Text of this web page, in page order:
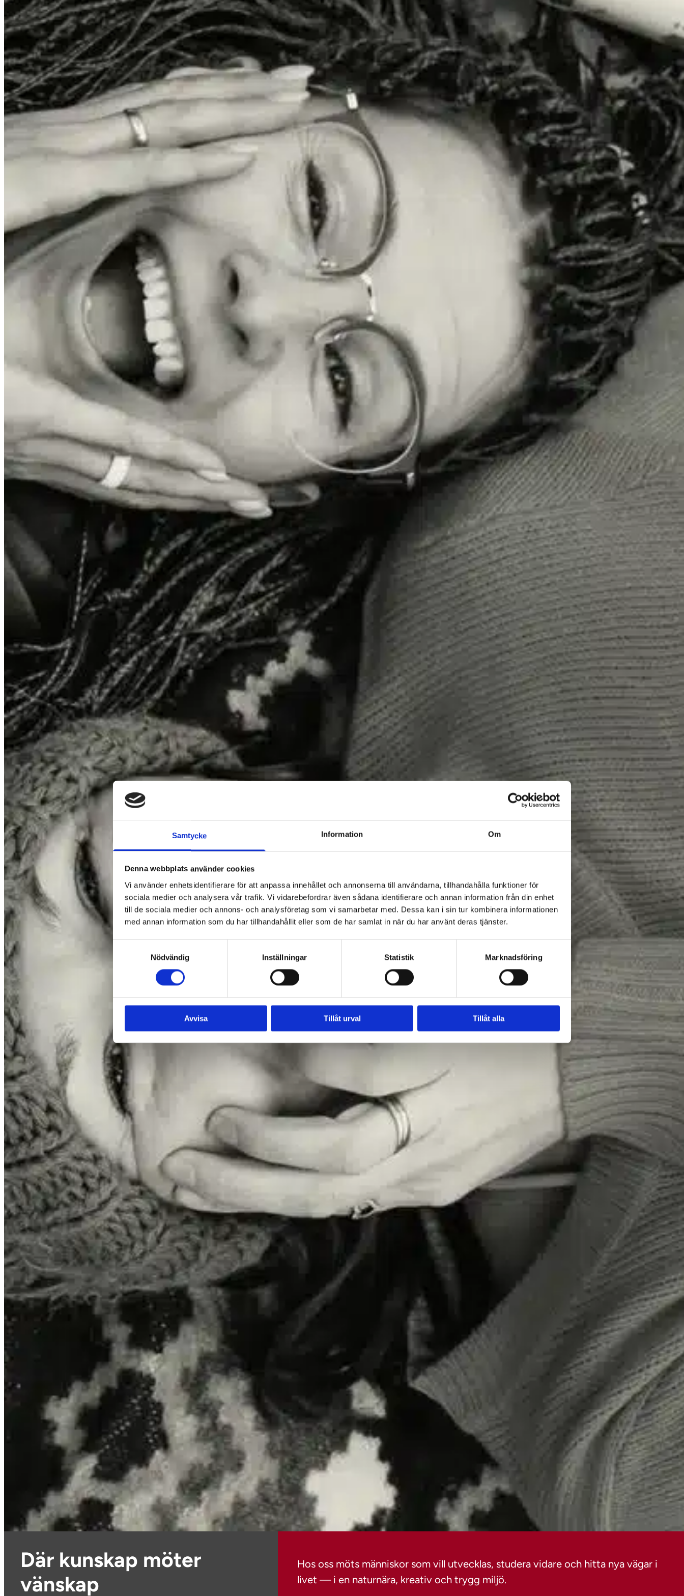
Samtycke Information Om
Denna webbplats använder cookies
Vi använder enhetsidentifierare för att anpassa innehållet och annonserna till användarna, tillhandahålla funktioner för
sociala medier och analysera vår trafik. Vi vidarebefordrar även sådana identifierare och annan information från din enhet
till de sociala medier och annons- och analysföretag som vi samarbetar med. Dessa kan i sin tur kombinera informationen
med annan information som du har tillhandahållit eller som de har samlat in när du har använt deras tjänster.
Nödvändig
Inställningar Statistik Marknadsföring
Avvisa Tillåt urval Tillåt alla
Där kunskap möter
vänskap
Hos oss möts människor som vill utvecklas, studera vidare och hitta nya vägar i
livet — i en naturnära, kreativ och trygg miljö.